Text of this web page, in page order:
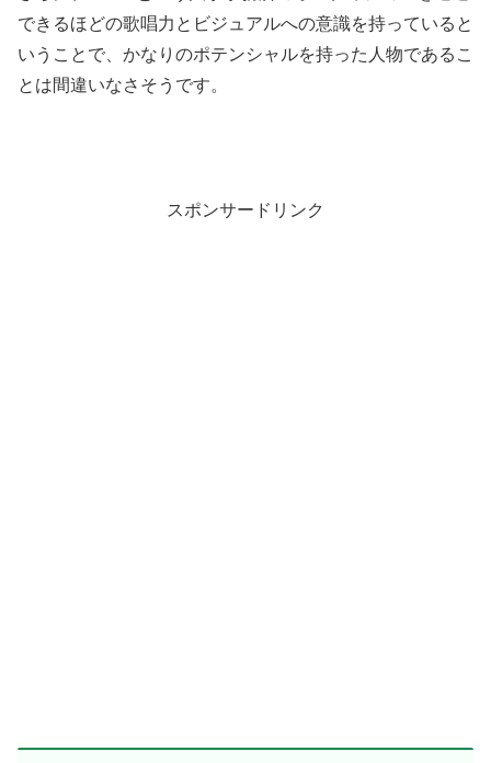
できるほどの歌唱力とビジュアルへの意識を持っていると
いうことで、かなりのポテンシャルを持った人物であるこ
とは間違いなさそうです。
スポンサードリンク